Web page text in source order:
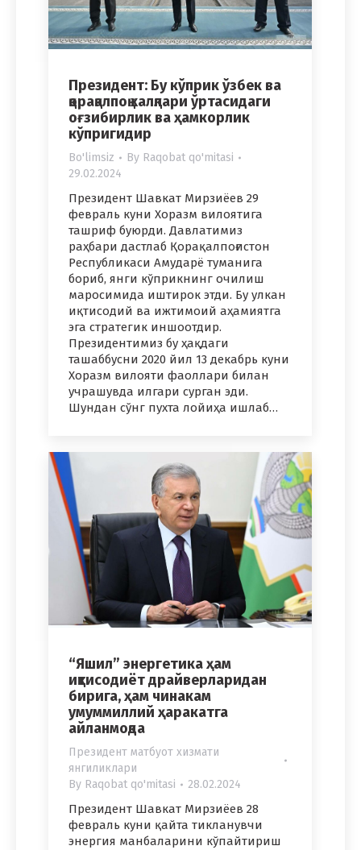
Президент: Бу кўприк ўзбек ва
қорақалпоқ халқлари ўртасидаги
оғзибирлик ва ҳамкорлик
кўпригидир
Bo'limsiz By Raqobat qo'mitasi
29.02.2024
Президент Шавкат Мирзиёев 29
февраль куни Хоразм вилоятига
ташриф буюрди. Давлатимиз
раҳбари дастлаб Қорақалпоғистон
Республикаси Амударё туманига
бориб, янги кўприкнинг очилиш
маросимида иштирок этди. Бу улкан
иқтисодий ва ижтимоий аҳамиятга
эга стратегик иншоотдир.
Президентимиз бу ҳақдаги
ташаббусни 2020 йил 13 декабрь куни
Хоразм вилояти фаоллари билан
учрашувда илгари сурган эди.
Шундан сўнг пухта лойиҳа ишлаб…
“Яшил” энергетика ҳам
иқтисодиёт драйверларидан
бирига, ҳам чинакам
умуммиллий ҳаракатга
айланмоқда
Президент матбуот хизмати
янгиликлари
By Raqobat qo'mitasi 28.02.2024
Президент Шавкат Мирзиёев 28
февраль куни қайта тикланувчи
энергия манбаларини кўпайтириш